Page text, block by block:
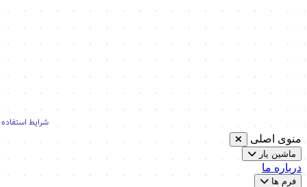
منوی اصلی
ماشین یار
درباره ما
فرم ها